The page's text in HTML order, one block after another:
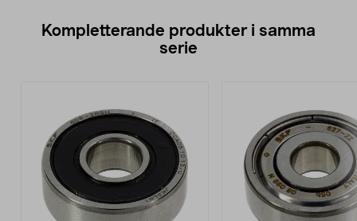
Kompletterande produkter i samma
serie